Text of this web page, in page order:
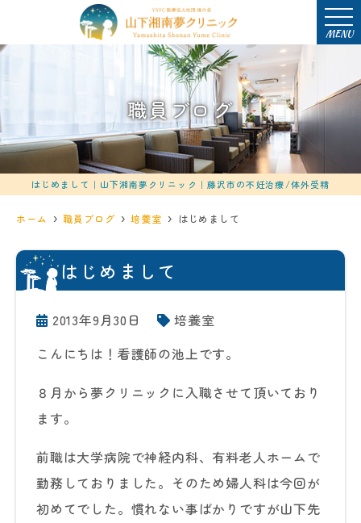
MENU
職員ブログ
はじめまして｜山下湘南夢クリニック｜藤沢市の不妊治療/体外受精
ホーム 職員ブログ 培養室 はじめまして
はじめまして
2013年9月30日
培養室
こんにちは！看護師の池上です。
８月から夢クリニックに入職させて頂いており
ます。
前職は大学病院で神経内科、有料老人ホームで
勤務しておりました。そのため婦人科は今回が
初めてでした。慣れない事ばかりですが山下先